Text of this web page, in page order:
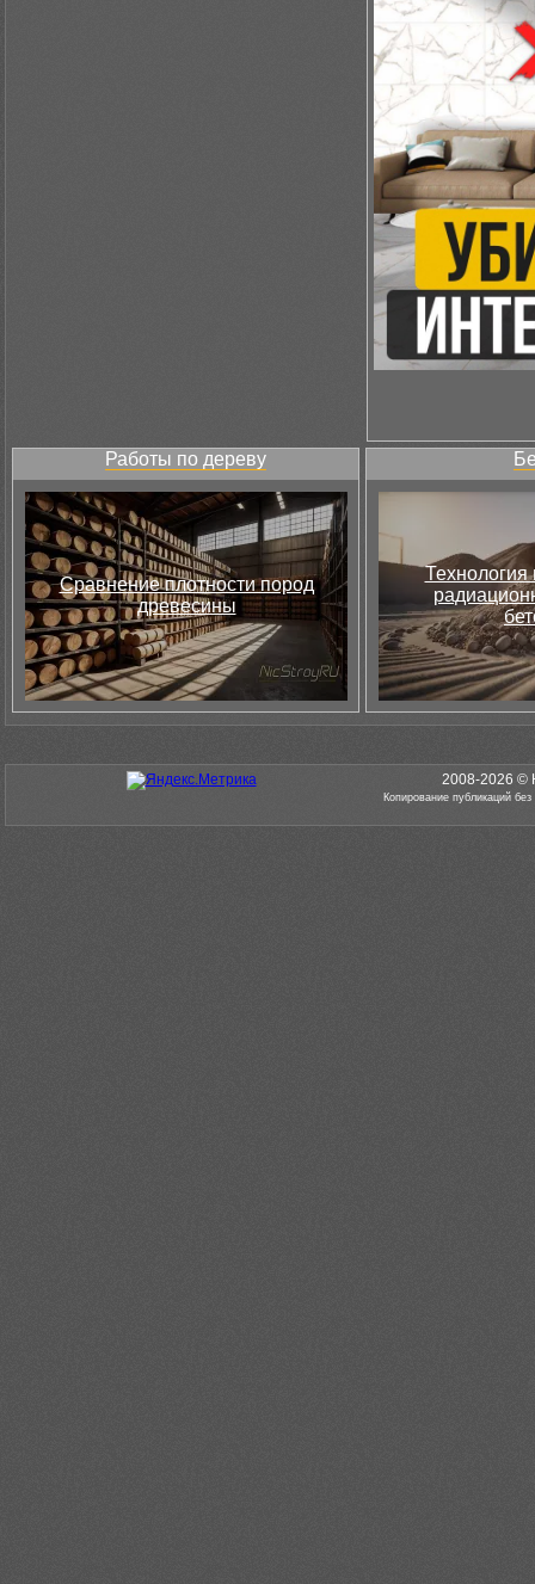
Работы по дереву
Сравнение плотности пород
древесины
Технология
2008-2026 ©
Копирование публикаций